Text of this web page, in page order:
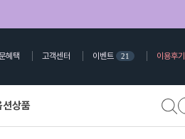
혜택 고객센터 이벤트 21 이용후기
션상품